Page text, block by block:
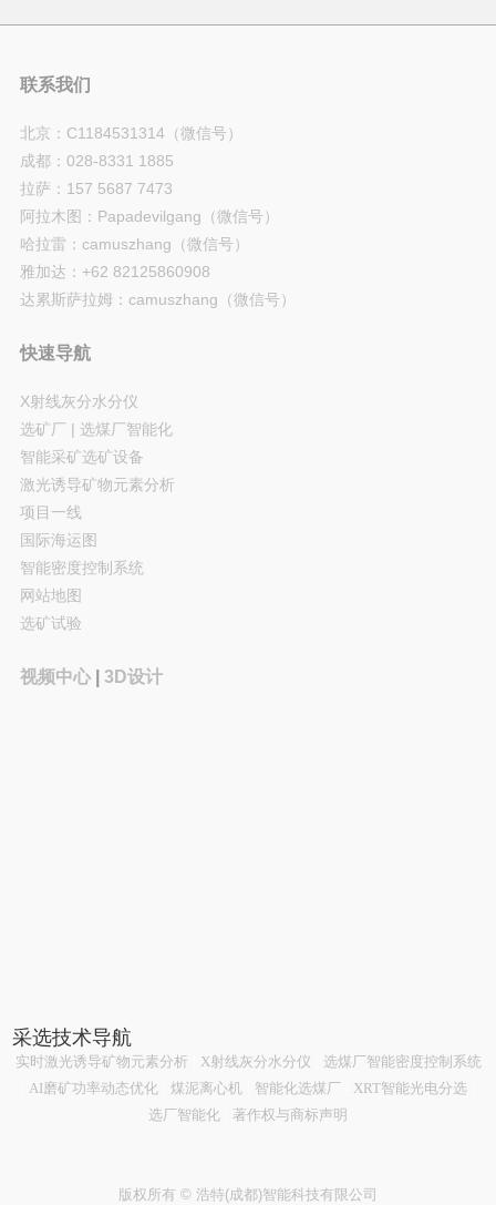
联系我们
北京：C1184531314（微信号）
成都：028-8331 1885
拉萨：157 5687 7473
阿拉木图：Papadevilgang（微信号）
哈拉雷：camuszhang（微信号）
雅加达：+62 82125860908
达累斯萨拉姆：camuszhang（微信号）
快速导航
X射线灰分水分仪
选矿厂 | 选煤厂智能化
智能采矿选矿设备
激光诱导矿物元素分析
项目一线
国际海运图
智能密度控制系统
网站地图
选矿试验
视频中心 3D设计
采选技术导航
实时激光诱导矿物元素分析 X射线灰分水分仪
选煤厂智能密度控制系统
AI磨矿功率动态优化 煤泥离心机 智能化选煤厂 XRT智能光电分选
选厂智能化
著作权与商标声明
版权所有 © 浩特(成都)智能科技有限公司